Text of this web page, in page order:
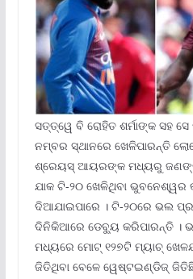
ସତ୍ତ୍ୱେ ବି ରୋହିତ ଶର୍ମାଙ୍କ ସହ
ନମ୍ବର ସ୍ଥାନରେ ଖେଳିପାରନ୍ତି
ଶ୍ରେୟସ୍‌ ଆୟରଙ୍କ ମଧ୍ୟରୁ
ଯାକ ଟି-୨୦ ଖେଳିଥିବା
ଦିଆଯାଇପାରେ । ଟି-୨୦ରେ ଭଲ
ଦିନିକିଆରେ ଡେବ୍ୟୁ କରିପାରନ୍ତି ।
ମଧ୍ୟରେ ମୋଟ୍‌ ୧୨୭ଟି ମ୍ୟାଚ୍‌
ଜିତିଥିବା ବେଳେ ୱେଷ୍ଟଇଣ୍ଡିଜ୍‌